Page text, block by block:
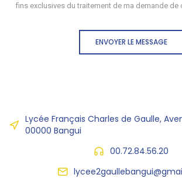
fins exclusives du traitement de ma demande de
ENVOYER LE MESSAGE
Lycée Français Charles de Gaulle,
00000 Bangui
00.72.84.56.20